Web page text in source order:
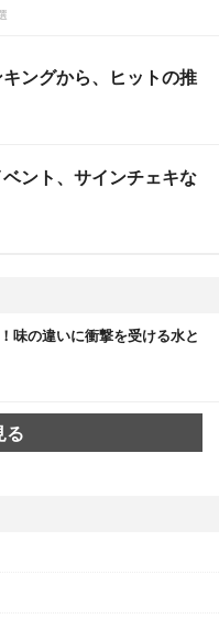
ングから、ヒットの推
ント、サインチェキな
味の違いに衝撃を受ける水と
る